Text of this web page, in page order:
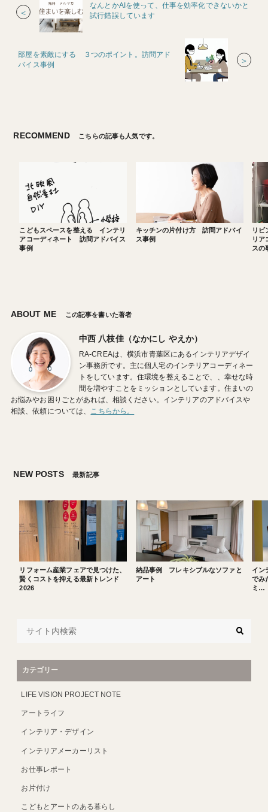
＜
なんとかAIを使って、仕事を効率化できないかと
試行錯誤しています
部屋を素敵にする ３つのポイント。訪問アド
バイス事例
＞
RECOMMEND こちらの記事も人気です。
こどもスペースを整える インテリ
アコーディネート 訪問アドバイス
事例
キッチンの片付け方 訪問アドバイ
ス事例
リ
リ
スの
ABOUT ME この記事を書いた著者
中西 八枝佳（なかにし やえか）
RA-CREAは、横浜市青葉区にあるインテリアデザイ
ン事務所です。主に個人宅のインテリアコーディネー
トをしています。住環境を整えることで、、幸せな時
間を増やすことをミッションとしています。住まいの
お悩みやお困りごとがあれば、相談ください。インテリアのアドバイスや
相談、依頼については、 こちらから。
NEW POSTS 最新記事
リフォーム産業フェアで見つけた、
賢くコストを抑える最新トレンド
2026
納品事例 フレキシブルなソファと
アート
イン
でみ
ミ…
カテゴリー
LIFE VISION PROJECT NOTE
アートライフ
インテリア・デザイン
インテリアメーカーリスト
お仕事レポート
お片付け
こどもとアートのある暮らし